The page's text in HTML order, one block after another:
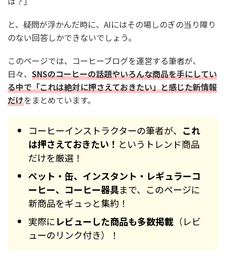
と、疑問が浮かんだ時に、AIにはその場しのぎの当り障り
のない回答しかできないでしょう。
このページでは、コーヒーブログを運営する筆者が、
日々、 SNSのコーヒーの話題やいろんな商品を手にしてい
る中で「これは絶対に押さえておきたい」と感じた新情報
だけをまとめています。
コーヒーインストラクターの筆者が、 これ
は押さえておきたい！ というトレンド商品
だけを厳選！
ペット・缶、インスタント・レギュラーコ
ーヒー、コーヒー器具まで、このページに
新商品をギュっと集約！
実際にレビューした商品も多数掲載 （レビ
ューのリンク付き）！